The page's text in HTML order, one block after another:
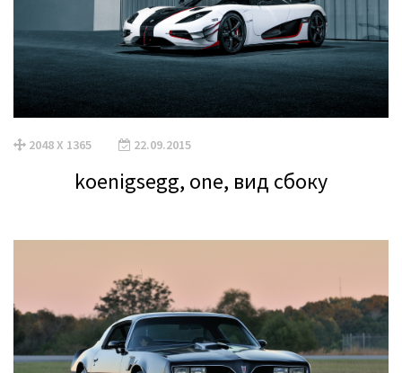
2048 X 1365 22.09.2015
koenigsegg, one, вид сбоку